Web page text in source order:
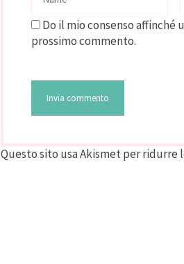
Do il mio consenso
prossimo commento.
Questo sito usa Akismet per ridurre